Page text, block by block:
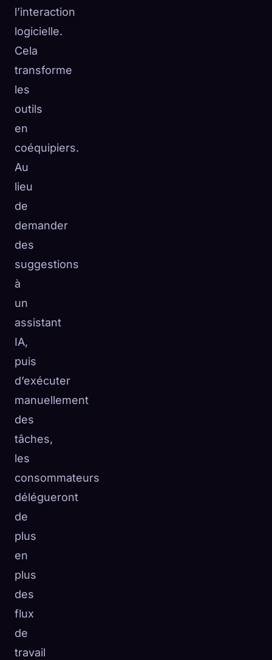
l’interaction
logicielle.
Cela
transforme
les
outils
en
coéquipiers.
Au
lieu
de
demander
des
suggestions
à
un
assistant
IA,
puis
d’exécuter
manuellement
des
tâches,
les
consommateurs
délégueront
de
plus
en
plus
des
flux
de
travail